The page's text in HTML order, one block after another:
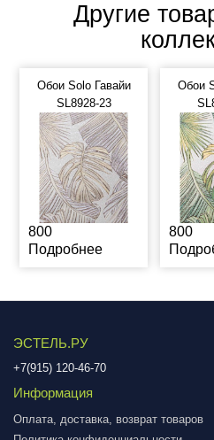
Другие
Обои Solo Гавайи
SL8928-23
800
Подробнее
Обои
800
ЭСТЕЛЬ.РУ
+7(915) 120-46-70
Информация
Оплата, доставка, возврат товаров